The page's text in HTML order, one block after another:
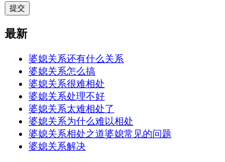
提交
最新
婆媳关系还有什么关系
婆媳关系怎么搞
婆媳关系很难相处
婆媳关系处理不好
婆媳关系太难相处了
婆媳关系为什么难以相处
婆媳关系相处之道婆媳常见的问题
婆媳关系解决